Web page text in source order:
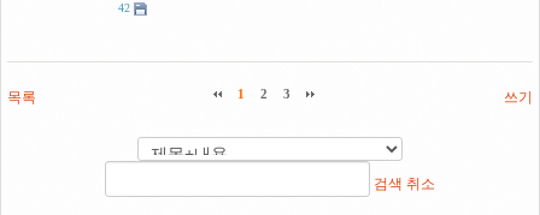
42
목록 쓰기
1 2 3
검색 취소